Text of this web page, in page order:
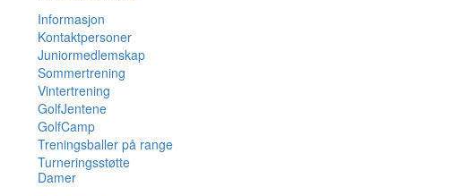
Informasjon
Kontaktpersoner
Juniormedlemskap
Sommertrening
Vintertrening
GolfJentene
GolfCamp
Treningsballer på range
Turneringsstøtte
Damer